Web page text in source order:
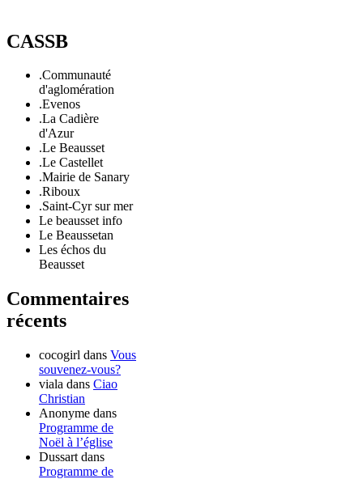
CASSB
.Communauté
d'aglomération
.Evenos
.La Cadière
d'Azur
.Le Beausset
.Le Castellet
.Mairie de Sanary
.Riboux
.Saint-Cyr sur mer
Le beausset info
Le Beaussetan
Les échos du
Beausset
Commentaires
récents
cocogirl dans Vous
souvenez-vous?
viala dans Ciao
Christian
Anonyme dans
Programme de
Noël à l’église
Dussart dans
Programme de